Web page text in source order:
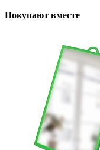
Покупают вместе